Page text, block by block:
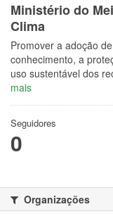
Ministério do
Clima
Promover a adoção
conhecimento, a
uso sustentável dos
mais
Seguidores
0
Organizações